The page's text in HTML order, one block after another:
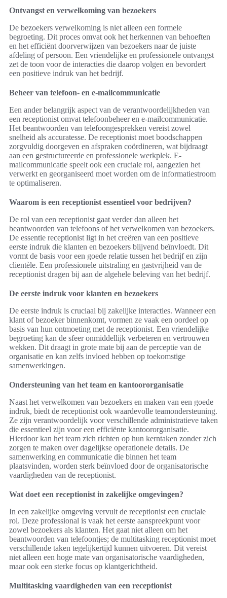
Ontvangst en verwelkoming van bezoekers
De bezoekers verwelkoming is niet alleen een formele
begroeting. Dit proces omvat ook het herkennen van behoeften
en het efficiënt doorverwijzen van bezoekers naar de juiste
afdeling of persoon. Een vriendelijke en professionele ontvangst
zet de toon voor de interacties die daarop volgen en bevordert
een positieve indruk van het bedrijf.
Beheer van telefoon- en e-mailcommunicatie
Een ander belangrijk aspect van de verantwoordelijkheden van
een receptionist omvat telefoonbeheer en e-mailcommunicatie.
Het beantwoorden van telefoongesprekken vereist zowel
snelheid als accuratesse. De receptionist moet boodschappen
zorgvuldig doorgeven en afspraken coördineren, wat bijdraagt
aan een gestructureerde en professionele werkplek. E-
mailcommunicatie speelt ook een cruciale rol, aangezien het
verwerkt en georganiseerd moet worden om de informatiestroom
te optimaliseren.
Waarom is een receptionist essentieel voor bedrijven?
De rol van een receptionist gaat verder dan alleen het
beantwoorden van telefoons of het verwelkomen van bezoekers.
De essentie receptionist ligt in het creëren van een positieve
eerste indruk die klanten en bezoekers blijvend beïnvloedt. Dit
vormt de basis voor een goede relatie tussen het bedrijf en zijn
clientèle. Een professionele uitstraling en gastvrijheid van de
receptionist dragen bij aan de algehele beleving van het bedrijf.
De eerste indruk voor klanten en bezoekers
De eerste indruk is cruciaal bij zakelijke interacties. Wanneer een
klant of bezoeker binnenkomt, vormen ze vaak een oordeel op
basis van hun ontmoeting met de receptionist. Een vriendelijke
begroeting kan de sfeer onmiddellijk verbeteren en vertrouwen
wekken. Dit draagt in grote mate bij aan de perceptie van de
organisatie en kan zelfs invloed hebben op toekomstige
samenwerkingen.
Ondersteuning van het team en kantoororganisatie
Naast het verwelkomen van bezoekers en maken van een goede
indruk, biedt de receptionist ook waardevolle teamondersteuning.
Ze zijn verantwoordelijk voor verschillende administratieve taken
die essentieel zijn voor een efficiënte kantoororganisatie.
Hierdoor kan het team zich richten op hun kerntaken zonder zich
zorgen te maken over dagelijkse operationele details. De
samenwerking en communicatie die binnen het team
plaatsvinden, worden sterk beïnvloed door de organisatorische
vaardigheden van de receptionist.
Wat doet een receptionist in zakelijke omgevingen?
In een zakelijke omgeving vervult de receptionist een cruciale
rol. Deze professional is vaak het eerste aanspreekpunt voor
zowel bezoekers als klanten. Het gaat niet alleen om het
beantwoorden van telefoontjes; de multitasking receptionist moet
verschillende taken tegelijkertijd kunnen uitvoeren. Dit vereist
niet alleen een hoge mate van organisatorische vaardigheden,
maar ook een sterke focus op klantgerichtheid.
Multitasking vaardigheden van een receptionist